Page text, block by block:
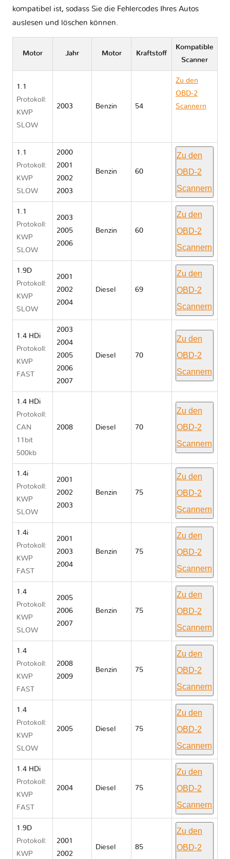
kompatibel ist, sodass Sie die Fehlercodes Ihres Autos
auslesen und löschen können.
Motor Jahr Motor Kraftstoff
Kompatible
Scanner
1.1
Protokoll:
KWP
SLOW
2003 Benzin 54
Zu den
OBD-2
Scannern
1.1
Protokoll:
KWP
SLOW
2000
2001
2002
2003
Benzin 60
Zu den
OBD-2
Scannern
1.1
Protokoll:
KWP
SLOW
2003
2005
2006
Benzin 60
Zu den
OBD-2
Scannern
1.9D
Protokoll:
KWP
SLOW
2001
2002
2004
Diesel 69
Zu den
OBD-2
Scannern
1.4 HDi
Protokoll:
KWP
FAST
2003
2004
2005
2006
2007
Diesel 70
Zu den
OBD-2
Scannern
1.4 HDi
Protokoll:
CAN
11bit
500kb
2008 Diesel 70
Zu den
OBD-2
Scannern
1.4i
Protokoll:
KWP
SLOW
2001
2002
2003
Benzin 75
Zu den
OBD-2
Scannern
1.4i
Protokoll:
KWP
FAST
2001
2003
2004
Benzin 75
Zu den
OBD-2
Scannern
1.4
Protokoll:
KWP
SLOW
2005
2006
2007
Benzin 75
Zu den
OBD-2
Scannern
1.4
Protokoll:
KWP
FAST
2008
2009
Benzin 75
Zu den
OBD-2
Scannern
1.4
Protokoll:
KWP
SLOW
2005 Diesel 75
Zu den
OBD-2
Scannern
1.4 HDi
Protokoll:
KWP
FAST
2004 Diesel 75
Zu den
OBD-2
Scannern
1.9D
Protokoll:
KWP
2001
2002
Diesel 85
Zu den
OBD-2